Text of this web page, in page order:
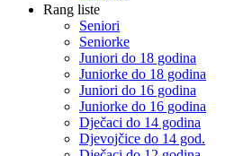
Rang liste
Seniori
Seniorke
Juniori do 18 godina
Juniorke do 18 godina
Juniori do 16 godina
Juniorke do 16 godina
Dječaci do 14 godina
Djevojčice do 14 god.